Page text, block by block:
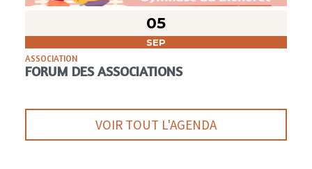
05
SEP
ASSOCIATION
FORUM DES ASSOCIATIONS
VOIR TOUT L'AGENDA